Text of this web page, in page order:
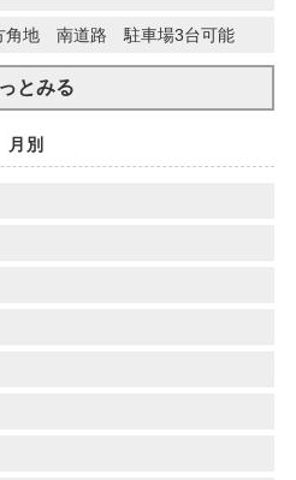
角地 南道路 駐車場3台可能
とみる
月別